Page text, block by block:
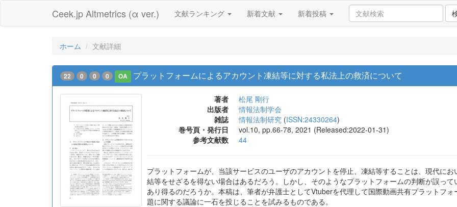
Ceek.jp Altmetrics (α ver.) 文献ランキング 新着文献 新着投稿
ホーム 文献詳細
22 0 0 0 OA プラットフォームによるアカウント凍結等に対する私法上の救済について
著者
松尾 剛行
出版者
情報法制学会
雑誌
情報法制研究 (ISSN:24330264)
巻号頁・発行日
vol.10, pp.66-78, 2021 (Released:2022-01-31)
参考文献数
44
プラットフォームが、当該サービスのユーザのアカウントを停止、凍結等することは、現代に
結等をせざるを得ない場合はあるだろう。しかし、そのようなプラットフォームの判断が誤っ
あり得るのだろうか。本稿は、筆者が弁護士としてVtuberを代理して国際動画共有プラットフ
題に関する議論に一石を投じることを試みるものである。